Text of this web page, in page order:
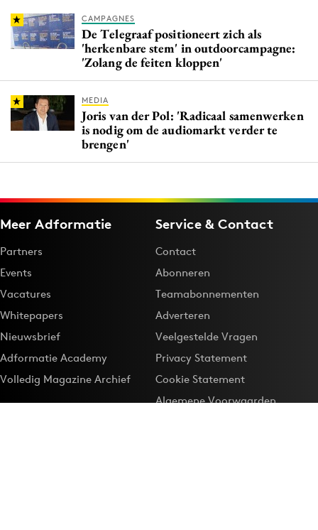
CAMPAGNES
De Telegraaf positioneert zich als
'herkenbare stem' in outdoorcampagne:
'Zolang de feiten kloppen'
MEDIA
Joris van der Pol: 'Radicaal samenwerken
is nodig om de audiomarkt verder te
brengen'
Meer Adformatie
Partners
Events
Vacatures
Whitepapers
Nieuwsbrief
Adformatie Academy
Volledig Magazine Archief
Service & Contact
Contact
Abonneren
Teamabonnementen
Adverteren
Veelgestelde Vragen
Privacy Statement
Cookie Statement
Algemene Voorwaarden